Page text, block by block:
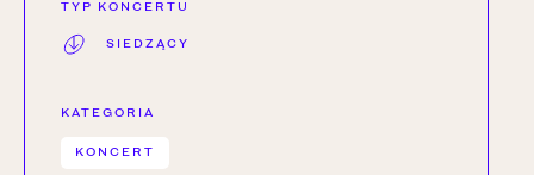
TYP KONCERTU
SIEDZĄCY
KATEGORIA
KONCERT